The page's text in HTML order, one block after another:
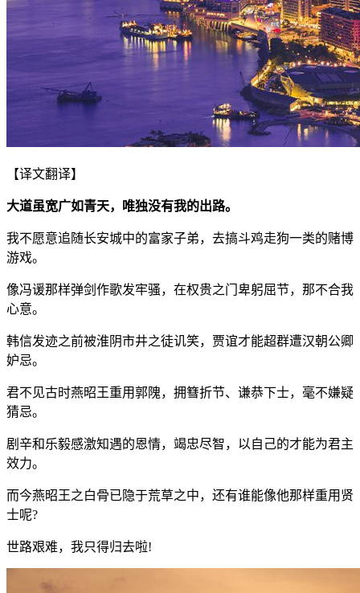
【译文翻译】
大道虽宽广如青天，唯独没有我的出路。
我不愿意追随长安城中的富家子弟，去搞斗鸡走狗一类的赌博
游戏。
像冯谖那样弹剑作歌发牢骚，在权贵之门卑躬屈节，那不合我
心意。
韩信发迹之前被淮阴市井之徒讥笑，贾谊才能超群遭汉朝公卿
妒忌。
君不见古时燕昭王重用郭隗，拥篲折节、谦恭下士，毫不嫌疑
猜忌。
剧辛和乐毅感激知遇的恩情，竭忠尽智，以自己的才能为君主
效力。
而今燕昭王之白骨已隐于荒草之中，还有谁能像他那样重用贤
士呢?
世路艰难，我只得归去啦!